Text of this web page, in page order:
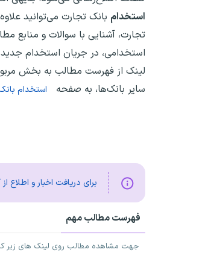
استخدام بانک تجارت می‌توانید
تجارت، آشنایی با سوالات و منابع
استخدامی، در جریان استخدام جدید
لینک از فهرست مطالب به بخش
سایر بانک‌ها، به صفحه
استخدام
برای دریافت اخبار و
فهرست مطالب مهم
جهت مشاهده مطالب روی لینک های زیر